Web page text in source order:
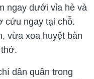
ngay dưới vỉa hè và
cứu ngay tại chỗ.
vừa xoa huyệt bàn
dân quân trong